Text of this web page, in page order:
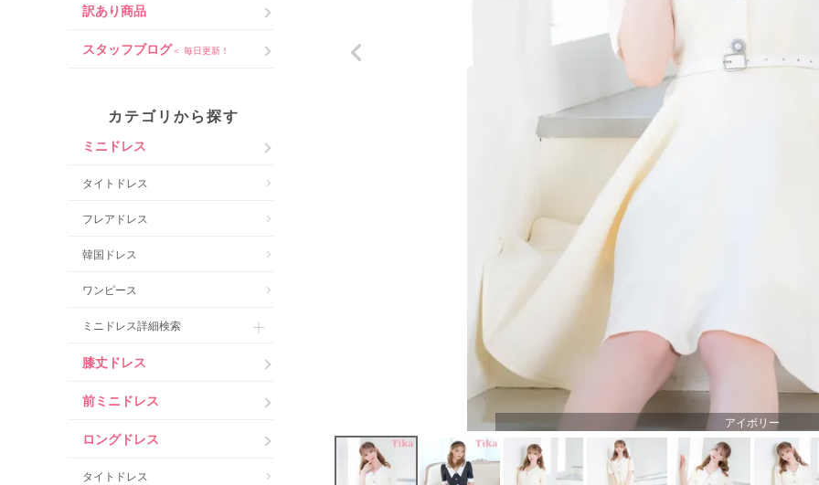
訳あり商品
スタッフブログ＜ 毎日更新！
カテゴリから探す
ミニドレス
タイトドレス
フレアドレス
韓国ドレス
ワンピース
ミニドレス詳細検索
膝丈ドレス
前ミニドレス
ロングドレス
タイトドレス
アイボリー